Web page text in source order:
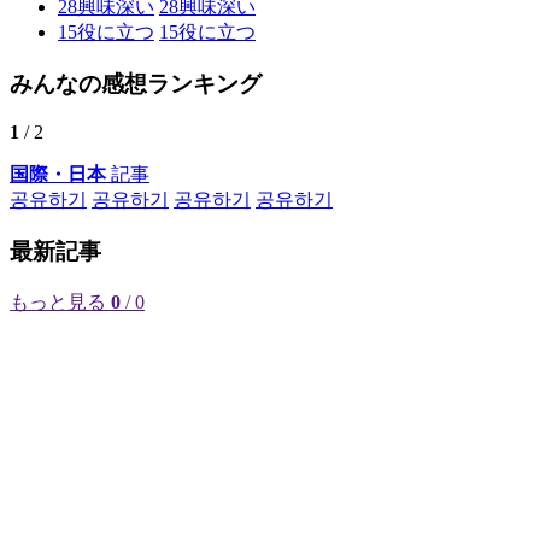
28興味深い 28興味深い
15役に立つ 15役に立つ
みんなの感想ランキング
1 / 2
国際・日本記事
공유하기
공유하기 공유하기 공유하기
最新記事
もっと見る 0 / 0